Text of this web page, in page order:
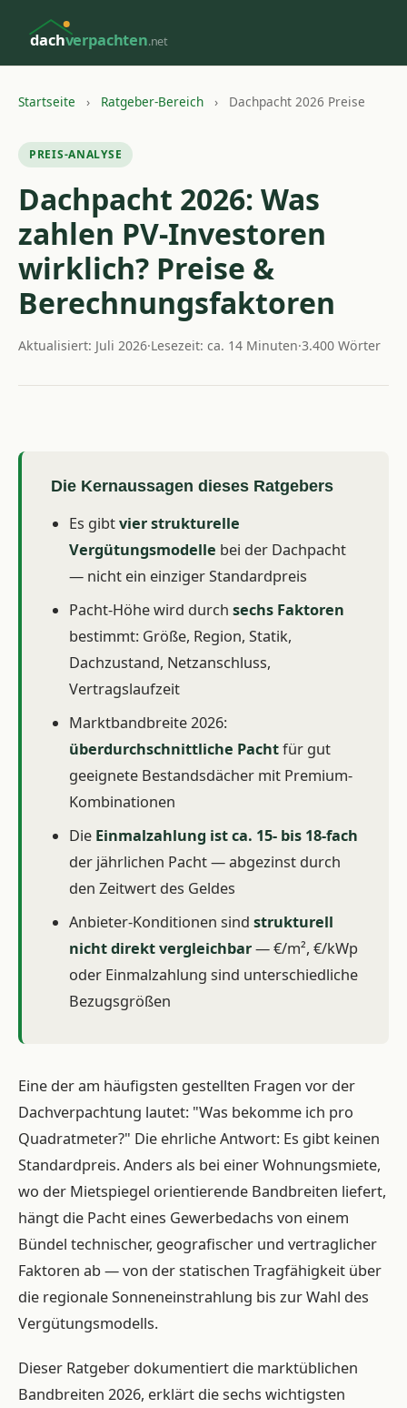
dachverpachten.net
Startseite › Ratgeber-Bereich › Dachpacht 2026 Preise
PREIS-ANALYSE
Dachpacht 2026: Was
zahlen PV-Investoren
wirklich? Preise &
Berechnungsfaktoren
Aktualisiert: Juli 2026·Lesezeit: ca. 14 Minuten·3.400 Wörter
Die Kernaussagen dieses Ratgebers
Es gibtvier strukturelle
Vergütungsmodelle bei der Dachpacht
— nicht ein einziger Standardpreis
Pacht-Höhe wird durch sechs Faktoren
bestimmt: Größe, Region, Statik,
Dachzustand, Netzanschluss,
Vertragslaufzeit
Marktbandbreite 2026:
überdurchschnittliche Pachtfür gut
geeignete Bestandsdächer mit Premium-
Kombinationen
Die Einmalzahlung ist ca. 15- bis 18-fach
der jährlichen Pacht — abgezinst durch
den Zeitwert des Geldes
Anbieter-Konditionen sind strukturell
nicht direkt vergleichbar— €/m², €/kWp
oder Einmalzahlung sind unterschiedliche
Bezugsgrößen
Eine der am häufigsten gestellten Fragen vor der
Dachverpachtung lautet: "Was bekomme ich pro
Quadratmeter?" Die ehrliche Antwort: Es gibt keinen
Standardpreis. Anders als bei einer Wohnungsmiete,
wo der Mietspiegel orientierende Bandbreiten liefert,
hängt die Pacht eines Gewerbedachs von einem
Bündel technischer, geografischer und vertraglicher
Faktoren ab — von der statischen Tragfähigkeit über
die regionale Sonneneinstrahlung bis zur Wahl des
Vergütungsmodells.
Dieser Ratgeber dokumentiert die marktüblichen
Bandbreiten 2026, erklärt die sechs wichtigsten